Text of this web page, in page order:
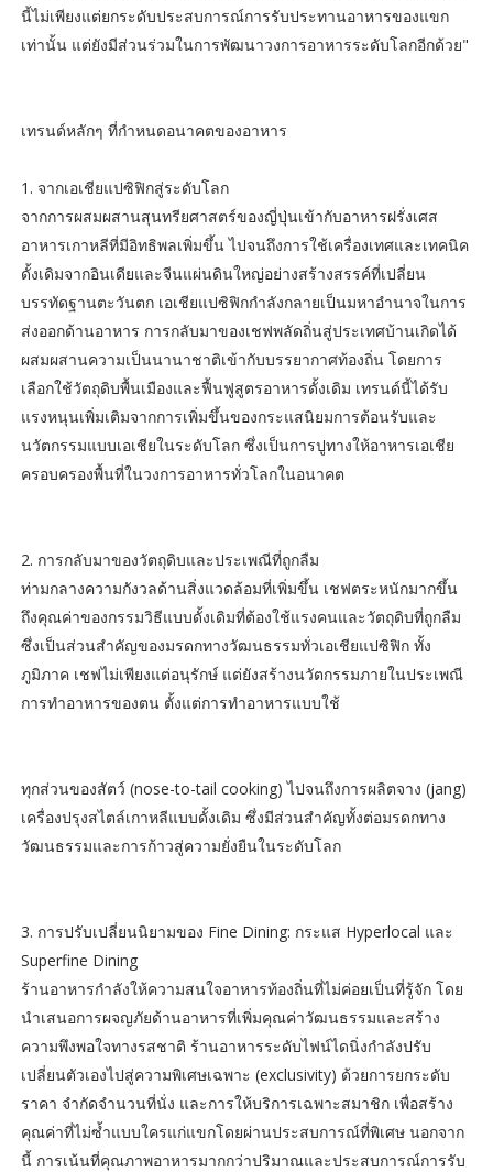
นี้ไม่เพียงแต่ยกระดับประสบการณ์การรับประทานอาหารของแขก
เท่านั้น แต่ยังมีส่วนร่วมในการพัฒนาวงการอาหารระดับโลกอีกด้วย"
เทรนด์หลักๆ ที่กำหนดอนาคตของอาหาร
1. จากเอเชียแปซิฟิกสู่ระดับโลก
จากการผสมผสานสุนทรียศาสตร์ของญี่ปุ่นเข้ากับอาหารฝรั่งเศส
อาหารเกาหลีที่มีอิทธิพลเพิ่มขึ้น ไปจนถึงการใช้เครื่องเทศและเทคนิค
ดั้งเดิมจากอินเดียและจีนแผ่นดินใหญ่อย่างสร้างสรรค์ที่เปลี่ยน
บรรทัดฐานตะวันตก เอเชียแปซิฟิกกำลังกลายเป็นมหาอำนาจในการ
ส่งออกด้านอาหาร การกลับมาของเชฟพลัดถิ่นสู่ประเทศบ้านเกิดได้
ผสมผสานความเป็นนานาชาติเข้ากับบรรยากาศท้องถิ่น โดยการ
เลือกใช้วัตถุดิบพื้นเมืองและฟื้นฟูสูตรอาหารดั้งเดิม เทรนด์นี้ได้รับ
แรงหนุนเพิ่มเติมจากการเพิ่มขึ้นของกระแสนิยมการต้อนรับและ
นวัตกรรมแบบเอเชียในระดับโลก ซึ่งเป็นการปูทางให้อาหารเอเชีย
ครอบครองพื้นที่ในวงการอาหารทั่วโลกในอนาคต
2. การกลับมาของวัตถุดิบและประเพณีที่ถูกลืม
ท่ามกลางความกังวลด้านสิ่งแวดล้อมที่เพิ่มขึ้น เชฟตระหนักมากขึ้น
ถึงคุณค่าของกรรมวิธีแบบดั้งเดิมที่ต้องใช้แรงคนและวัตถุดิบที่ถูกลืม
ซึ่งเป็นส่วนสำคัญของมรดกทางวัฒนธรรมทั่วเอเชียแปซิฟิก ทั้ง
ภูมิภาค เชฟไม่เพียงแต่อนุรักษ์ แต่ยังสร้างนวัตกรรมภายในประเพณี
การทำอาหารของตน ตั้งแต่การทำอาหารแบบใช้
ทุกส่วนของสัตว์ (nose-to-tail cooking) ไปจนถึงการผลิตจาง (jang)
เครื่องปรุงสไตล์เกาหลีแบบดั้งเดิม ซึ่งมีส่วนสำคัญทั้งต่อมรดกทาง
วัฒนธรรมและการก้าวสู่ความยั่งยืนในระดับโลก
3. การปรับเปลี่ยนนิยามของ Fine Dining: กระแส Hyperlocal และ
Superfine Dining
ร้านอาหารกำลังให้ความสนใจอาหารท้องถิ่นที่ไม่ค่อยเป็นที่รู้จัก โดย
นำเสนอการผจญภัยด้านอาหารที่เพิ่มคุณค่าวัฒนธรรมและสร้าง
ความพึงพอใจทางรสชาติ ร้านอาหารระดับไฟน์ไดนิ่งกำลังปรับ
เปลี่ยนตัวเองไปสู่ความพิเศษเฉพาะ (exclusivity) ด้วยการยกระดับ
ราคา จำกัดจำนวนที่นั่ง และการให้บริการเฉพาะสมาชิก เพื่อสร้าง
คุณค่าที่ไม่ซ้ำแบบใครแก่แขกโดยผ่านประสบการณ์ที่พิเศษ นอกจาก
นี้ การเน้นที่คุณภาพอาหารมากกว่าปริมาณและประสบการณ์การรับ